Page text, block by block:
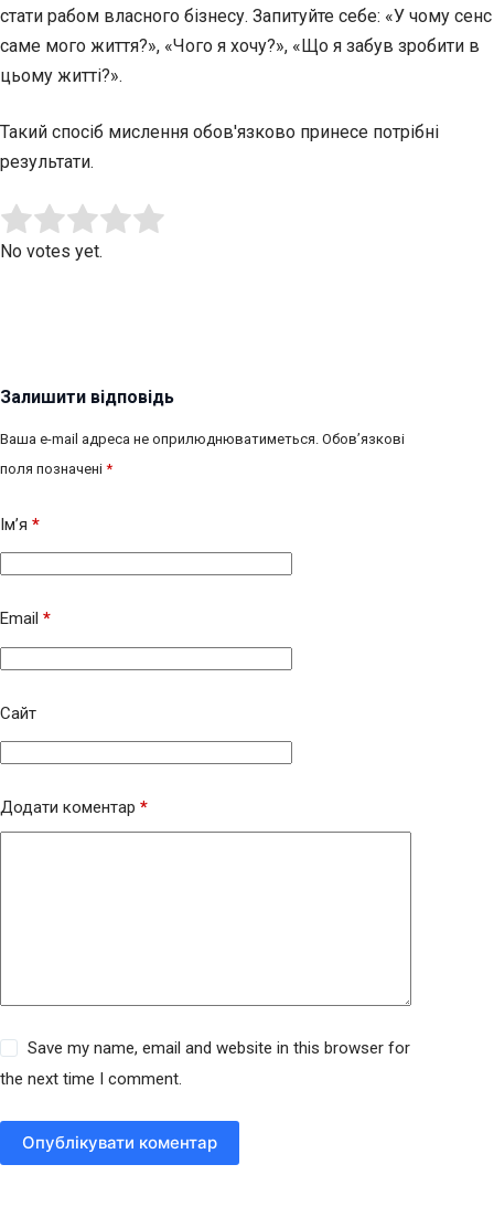
стати рабом власного бізнесу. Запитуйте себе: «У чому сенс
саме мого життя?», «Чого я хочу?», «Що я забув зробити в
цьому житті?».
Такий спосіб мислення обов'язково принесе потрібні
результати.
Rate this item:
No votes yet.
Залишити відповідь
Ваша e-mail адреса не оприлюднюватиметься. Обов’язкові
поля позначені *
Ім’я *
Email *
Сайт
Додати коментар *
Save my name, email and website in this browser for
the next time I comment.
Опублікувати коментар